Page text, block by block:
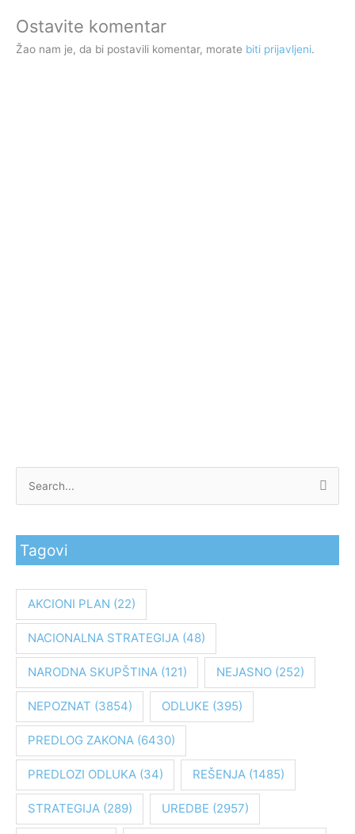
Ostavite komentar
Žao nam je, da bi postavili komentar, morate biti prijavljeni.
g
z
Tagovi
AKCIONI PLAN (22)
NACIONALNA STRATEGIJA(48)
NARODNA SKUPŠTINA(121) NEJASNO(252)
NEPOZNAT (3854) ODLUKE (395)
PREDLOG ZAKONA(6430)
PREDLOZI ODLUKA(34) REŠENJA(1485)
STRATEGIJA(289) UREDBE (2957)